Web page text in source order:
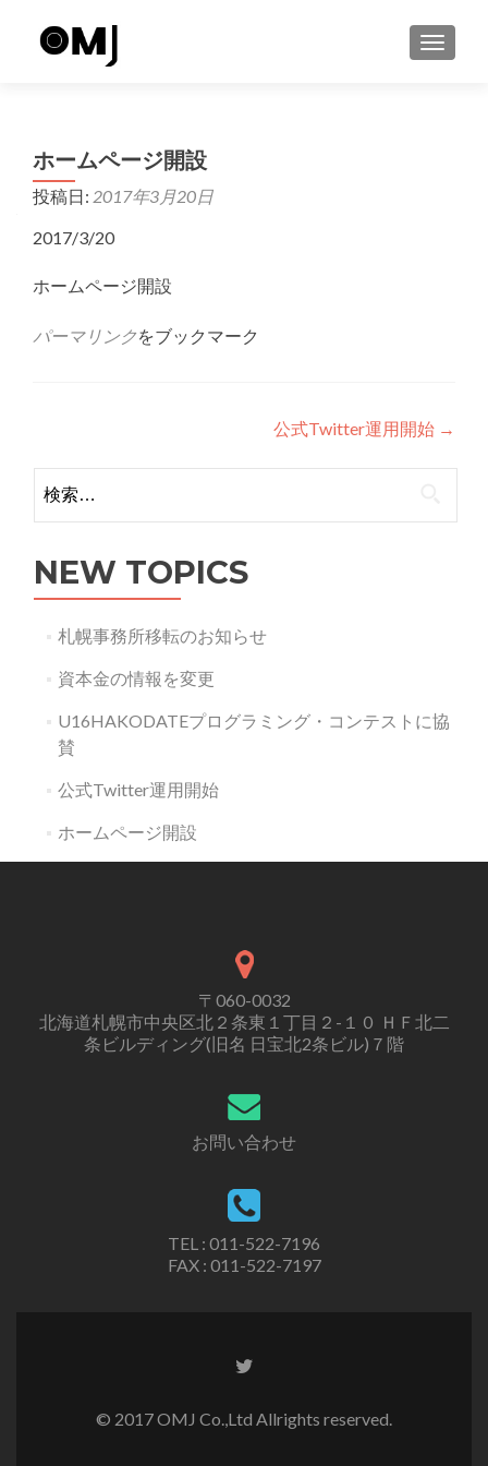
ナビゲ
ホームページ開設
投稿日: 2017年3月20日
2017/3/20
ホームページ開設
パーマリンクをブックマーク
稿
ナ
ゲ
ー
シ
ョ
ン
公式Twitter運用開始 →
索:
NEW TOPICS
札幌事務所移転のお知らせ
資本金の情報を変更
U16HAKODATEプログラミング・コンテストに協
賛
公式Twitter運用開始
ホームページ開設
〒060-0032
北海道札幌市中央区北２条東１丁目２-１０ ＨＦ北二
条ビルディング(旧名 日宝北2条ビル)７階
お問い合わせ
TEL : 011-522-7196
FAX : 011-522-7197
Twitter
ク
© 2017 OMJ Co.,Ltd Allrights reserved.